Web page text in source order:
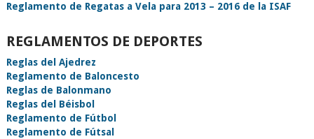
Reglamento de Regatas a Vela para 2013 – 2016 de la ISAF
REGLAMENTOS DE DEPORTES
Reglas del Ajedrez
Reglamento de Baloncesto
Reglas de Balonmano
Reglas del Béisbol
Reglamento de Fútbol
Reglamento de Fútsal